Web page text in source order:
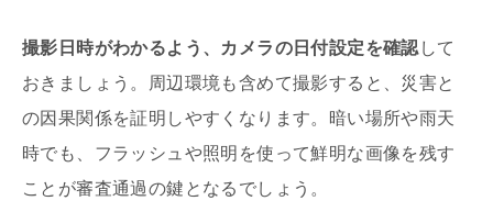
撮影日時がわかるよう、カメラの日付設定を確認 して
おきましょう。周辺環境も含めて撮影すると、災害と
の因果関係を証明しやすくなります。暗い場所や雨天
時でも、フラッシュや照明を使って鮮明な画像を残す
ことが審査通過の鍵となるでしょう。